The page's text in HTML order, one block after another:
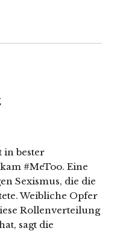
in bester
#MeToo. Eine
Sexismus, die die
Weibliche Opfer
Rollenverteilung
sagt die